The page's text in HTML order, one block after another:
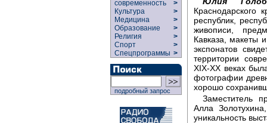
современность
>
Культура
>
Медицина
>
Образование
>
Религия
>
Спорт
>
Спецпрограммы >
подробный запрос
Краснодарского
республик,
живописи,
Кавказа, макеты
экспонатов
территории
XIX-XX веках
фотографии
хорошо
Заместитель
Алла
уникальность